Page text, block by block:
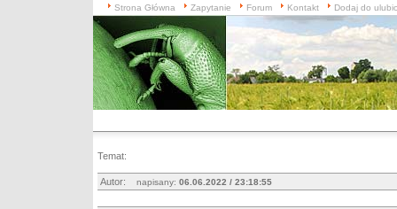
Strona Główna Zapytanie Forum Kontakt Dodaj do
Temat:
Autor: napisany: 06.06.2022 / 23:18:55